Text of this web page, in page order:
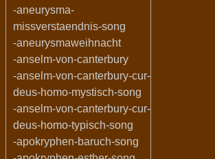
-aneurysma-
missverstaendnis-song
-aneurysmaweihnacht
-anselm-von-canterbury
-anselm-von-canterbury-cur-
deus-homo-mystisch-song
-anselm-von-canterbury-cur-
deus-homo-typisch-song
-apokryphen-baruch-song